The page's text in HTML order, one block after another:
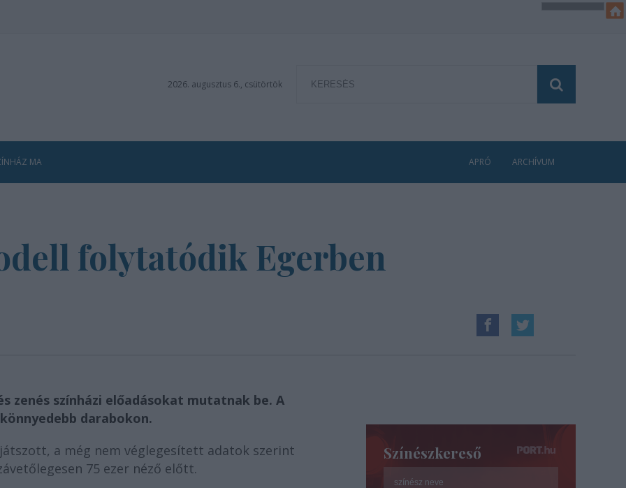
2026. augusztus 6., csütörtök
MA APRÓ ARCHÍVUM
folytatódik Egerben
zenés színházi előadásokat mutatnak be. A
darabokon.
a még nem véglegesített adatok szerint
75 ezer néző előtt.
Színészkereső